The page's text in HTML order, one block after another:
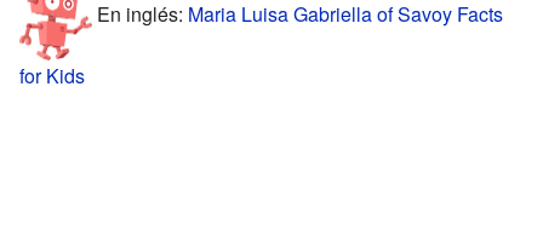
En inglés: Maria Luisa Gabriella of Savoy Facts
for Kids